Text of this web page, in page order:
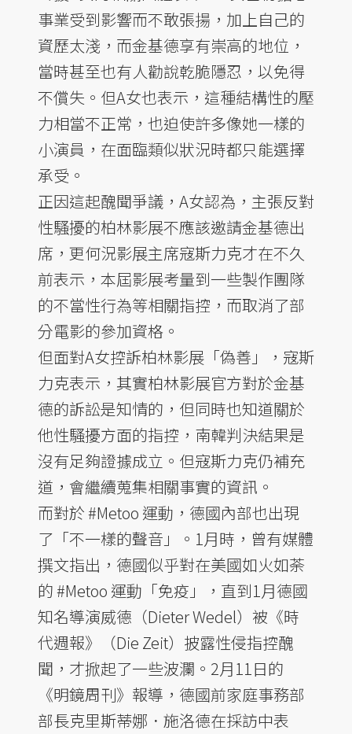
事業受到影響而不敢張揚，加上自己的
資歷太淺，而金基德享有崇高的地位，
當時甚至也有人勸說乾脆隱忍，以免得
不償失。但A女也表示，這種結構性的壓
力相當不正常，也迫使許多像她一樣的
小演員，在面臨類似狀況時都只能選擇
承受。
正因這起醜聞爭議，A女認為，主張反對
性騷擾的柏林影展不應該邀請金基德出
席，更何況影展主席寇斯力克才在不久
前表示，本屆影展考量到一些製作團隊
的不當性行為等相關指控，而取消了部
分電影的參加資格。
但面對A女控訴柏林影展「偽善」，寇斯
力克表示，其實柏林影展官方對於金基
德的訴訟是知情的，但同時也知道關於
他性騷擾方面的指控，南韓判決結果是
沒有足夠證據成立。但寇斯力克仍補充
道，會繼續蒐集相關事實的資訊。
而對於 #Metoo 運動，德國內部也出現
了「不一樣的聲音」。1月時，曾有媒體
撰文指出，德國似乎對在美國如火如荼
的 #Metoo 運動「免疫」，直到1月德國
知名導演威德（Dieter Wedel）被《時
代週報》（Die Zeit）披露性侵指控醜
聞，才掀起了一些波瀾。2月11日的
《明鏡周刊》報導，德國前家庭事務部
部長克里斯蒂娜．施洛德在採訪中表